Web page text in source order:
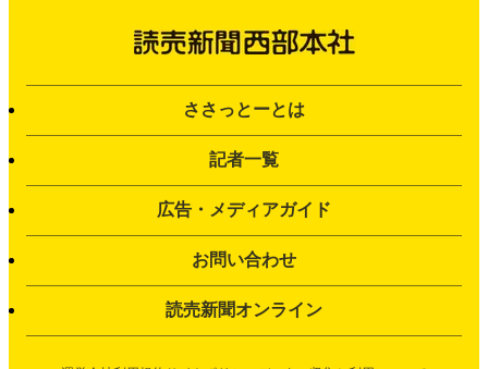
ささっとーとは
記者一覧
広告・メディアガイド
お問い合わせ
読売新聞オンライン